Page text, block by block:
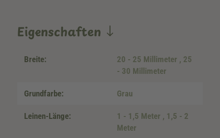
Eigenschaften
Breite: 20 - 25 Millimeter , 25
- 30 Millimeter
Grundfarbe: Grau
Leinen-Länge: 1 - 1,5 Meter , 1,5 - 2
Meter